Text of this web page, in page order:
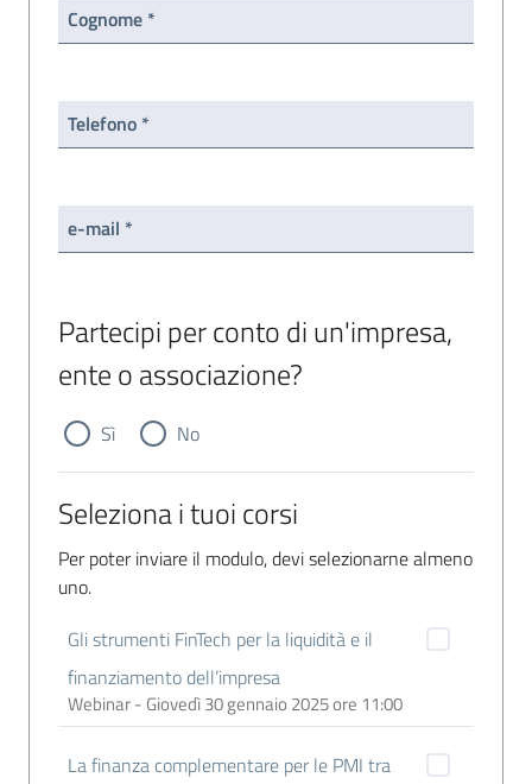
Cognome *
Telefono *
e-mail *
Partecipi per conto di un'impresa,
ente o associazione?
Sì No
Seleziona i tuoi corsi
Per poter inviare il modulo, devi selezionarne almeno
uno.
Gli strumenti FinTech per la liquidità e il
finanziamento dell’impresa
Webinar - Giovedì 30 gennaio 2025 ore 11:00
La finanza complementare per le PMI tra